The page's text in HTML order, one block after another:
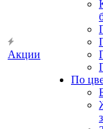
Акции
По